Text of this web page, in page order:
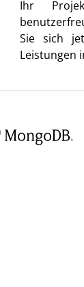
Ihr
Sie sich
Leistungen